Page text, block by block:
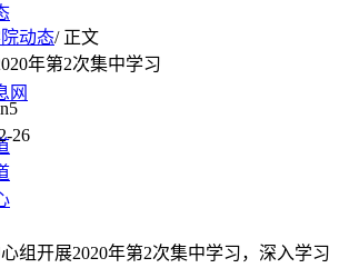
网
动态/ 正文
年第2次集中学习
26
组开展2020年第2次集中学习，深入学习